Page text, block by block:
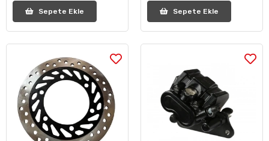
Sepete Ekle Sepete Ekle